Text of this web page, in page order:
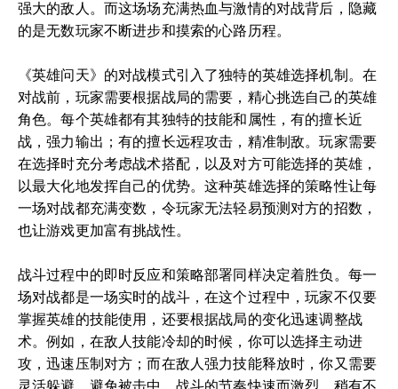
强大的敌人。而这场场充满热血与激情的对战背后，隐藏
的是无数玩家不断进步和摸索的心路历程。
《英雄问天》的对战模式引入了独特的英雄选择机制。在
对战前，玩家需要根据战局的需要，精心挑选自己的英雄
角色。每个英雄都有其独特的技能和属性，有的擅长近
战，强力输出；有的擅长远程攻击，精准制敌。玩家需要
在选择时充分考虑战术搭配，以及对方可能选择的英雄，
以最大化地发挥自己的优势。这种英雄选择的策略性让每
一场对战都充满变数，令玩家无法轻易预测对方的招数，
也让游戏更加富有挑战性。
战斗过程中的即时反应和策略部署同样决定着胜负。每一
场对战都是一场实时的战斗，在这个过程中，玩家不仅要
掌握英雄的技能使用，还要根据战局的变化迅速调整战
术。例如，在敌人技能冷却的时候，你可以选择主动进
攻，迅速压制对方；而在敌人强力技能释放时，你又需要
灵活躲避，避免被击中。战斗的节奏快速而激烈，稍有不